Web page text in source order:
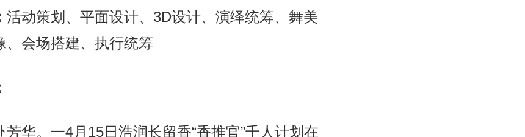
活动策划、平面设计、3D设计、演绎统筹、舞美
、会场搭建、执行统筹
华。一4月15日浩润长留香“香推官”千人计划在